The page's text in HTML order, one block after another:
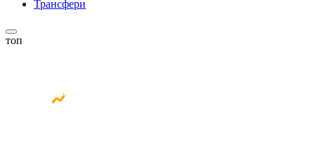
Трансфери
топ